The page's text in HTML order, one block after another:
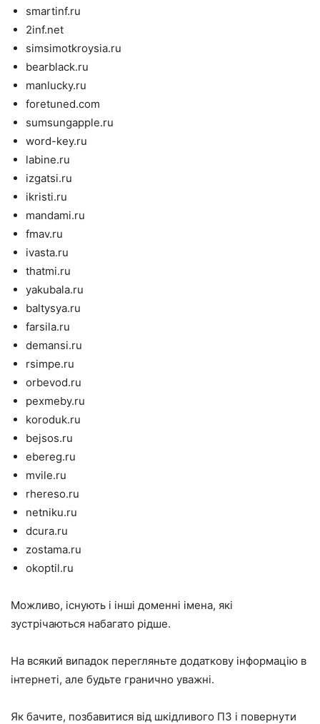
smartinf.ru
2inf.net
simsimotkroysia.ru
bearblack.ru
manlucky.ru
foretuned.com
sumsungapple.ru
word-key.ru
labine.ru
izgatsi.ru
ikristi.ru
mandami.ru
fmav.ru
ivasta.ru
thatmi.ru
yakubala.ru
baltysya.ru
farsila.ru
demansi.ru
rsimpe.ru
orbevod.ru
pexmeby.ru
koroduk.ru
bejsos.ru
ebereg.ru
mvile.ru
rhereso.ru
netniku.ru
dcura.ru
zostama.ru
okoptil.ru
Можливо, існують і інші доменні імена, які
зустрічаються набагато рідше.
На всякий випадок перегляньте додаткову інформацію в
інтернеті, але будьте гранично уважні.
Як бачите, позбавитися від шкідливого ПЗ і повернути